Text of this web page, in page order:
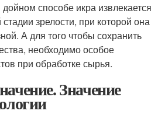
способе икра извлекается
зрелости, при которой она
А для того чтобы сохранить
необходимо особое
при обработке сырья.
Значение